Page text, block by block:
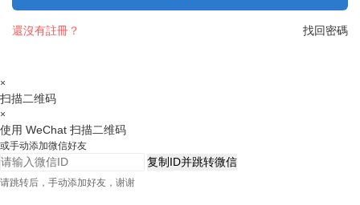
找回密碼
還沒有註冊？
×
扫描二维码
×
使用 WeChat 扫描二维码
或手动添加微信好友
复制ID并跳转微信
请跳转后，手动添加好友，谢谢